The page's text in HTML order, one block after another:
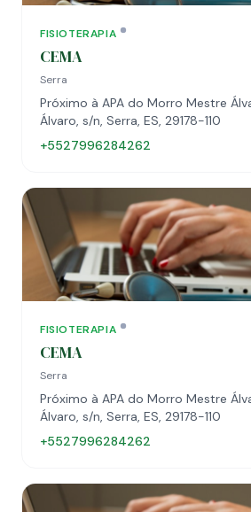
FISIOTERAPIA
CEMA
Serra
Próximo à APA do Morro Mestre
Álvaro, s/n, Serra, ES, 29178-110
+5527996284262
FISIOTERAPIA
CEMA
Serra
Próximo à APA do Morro Mestre
Álvaro, s/n, Serra, ES, 29178-110
+5527996284262